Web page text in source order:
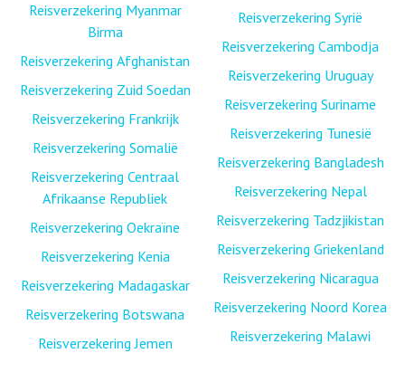
Reisverzekering Myanmar
Birma
Reisverzekering Afghanistan
Reisverzekering Zuid Soedan
Reisverzekering Frankrijk
Reisverzekering Somalië
Reisverzekering Centraal
Afrikaanse Republiek
Reisverzekering Oekraïne
Reisverzekering Kenia
Reisverzekering Madagaskar
Reisverzekering Botswana
Reisverzekering Jemen
Reisverzekering Syrië
Reisverzekering Cambodja
Reisverzekering Uruguay
Reisverzekering Suriname
Reisverzekering Tunesië
Reisverzekering Bangladesh
Reisverzekering Nepal
Reisverzekering Tadzjikistan
Reisverzekering Griekenland
Reisverzekering Nicaragua
Reisverzekering Noord Korea
Reisverzekering Malawi